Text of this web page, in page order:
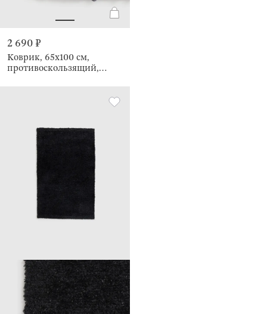
2 690 ₽
Коврик, 65х100 см,
противоскользящий,